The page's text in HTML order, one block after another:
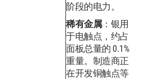
阶段的电力。
稀有金属：银用
于电触点，约占
面板总量的 0.1%
重量。制造商正
在开发铜触点等